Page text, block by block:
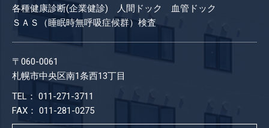
各種健康診断(企業健診) 人間ドック 血管ドック
ＳＡＳ（睡眠時無呼吸症候群）検査
〒060-0061
札幌市中央区南1条西13丁目
TEL： 011-271-3711
FAX： 011-281-0275